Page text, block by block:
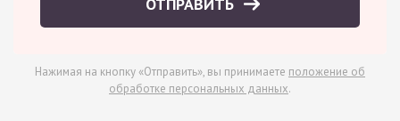
Нажимая на кнопку «Отправить», вы принимаете положение об
обработке персональных данных.